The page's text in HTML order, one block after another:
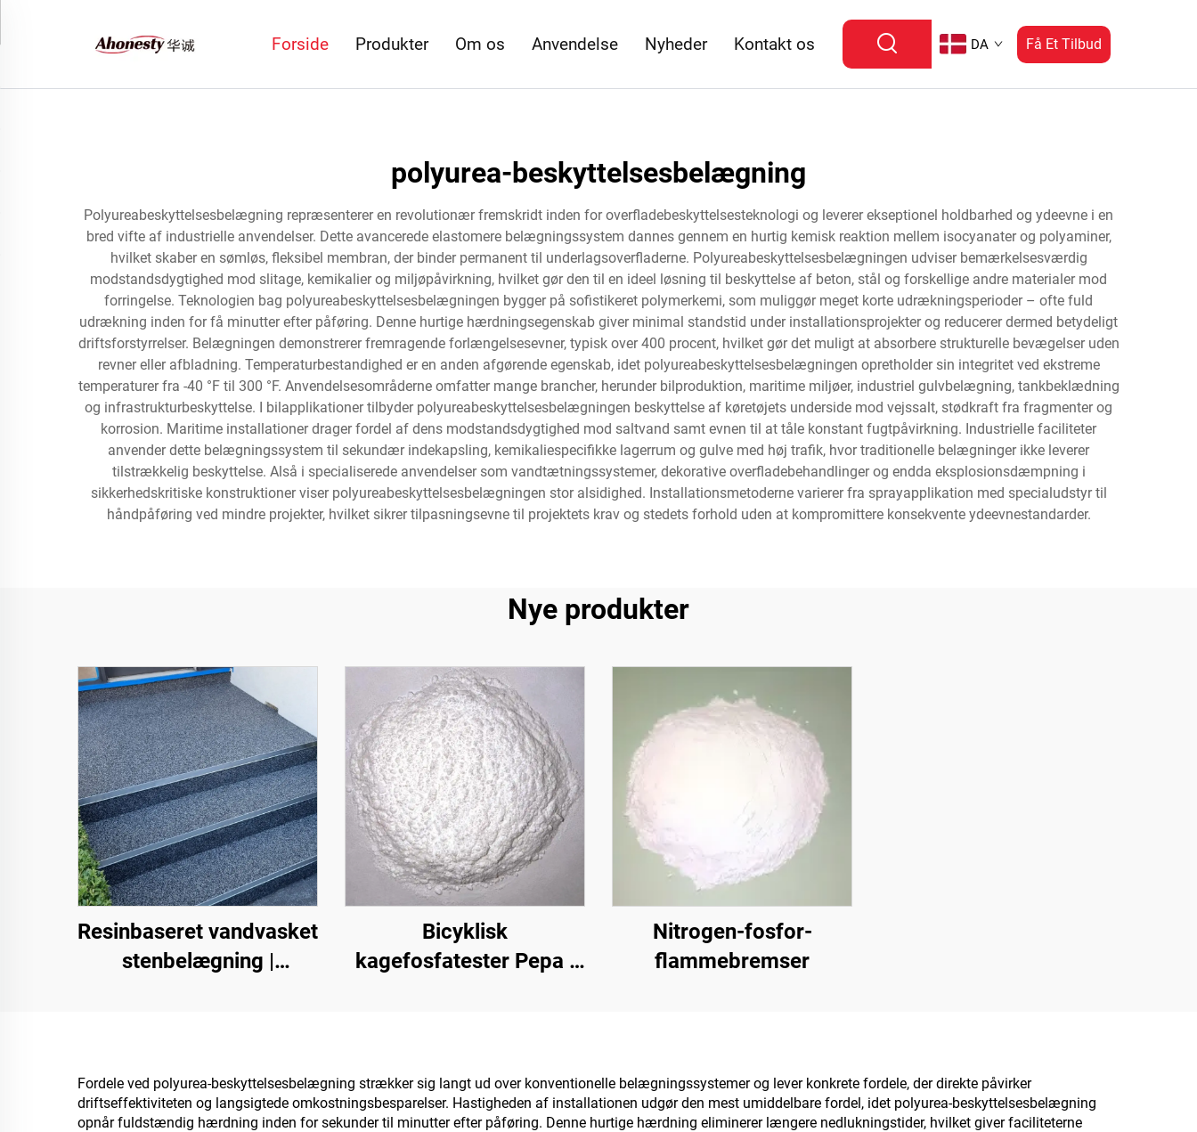
Forside Produkter Om os Anvendelse Nyheder Kontakt os DA Få Et Tilbud
polyurea-beskyttelsesbelægning
Polyureabeskyttelsesbelægning repræsenterer en revolutionær fremskridt inden for overfladebeskyttelsesteknologi og leverer ekseptionel holdbarhed og ydeevne i en
bred vifte af industrielle anvendelser. Dette avancerede elastomere belægningssystem dannes gennem en hurtig kemisk reaktion mellem isocyanater og polyaminer,
hvilket skaber en sømløs, fleksibel membran, der binder permanent til underlagsoverfladerne. Polyureabeskyttelsesbelægningen udviser bemærkelsesværdig
modstandsdygtighed mod slitage, kemikalier og miljøpåvirkning, hvilket gør den til en ideel løsning til beskyttelse af beton, stål og forskellige andre materialer mod
forringelse. Teknologien bag polyureabeskyttelsesbelægningen bygger på sofistikeret polymerkemi, som muliggør meget korte udrækningsperioder – ofte fuld
udrækning inden for få minutter efter påføring. Denne hurtige hærdningsegenskab giver minimal standstid under installationsprojekter og reducerer dermed betydeligt
driftsforstyrrelser. Belægningen demonstrerer fremragende forlængelsesevner, typisk over 400 procent, hvilket gør det muligt at absorbere strukturelle bevægelser uden
revner eller afbladning. Temperaturbestandighed er en anden afgørende egenskab, idet polyureabeskyttelsesbelægningen opretholder sin integritet ved ekstreme
temperaturer fra -40 °F til 300 °F. Anvendelsesområderne omfatter mange brancher, herunder bilproduktion, maritime miljøer, industriel gulvbelægning, tankbeklædning
og infrastrukturbeskyttelse. I bilapplikationer tilbyder polyureabeskyttelsesbelægningen beskyttelse af køretøjets underside mod vejssalt, stødkraft fra fragmenter og
korrosion. Maritime installationer drager fordel af dens modstandsdygtighed mod saltvand samt evnen til at tåle konstant fugtpåvirkning. Industrielle faciliteter
anvender dette belægningssystem til sekundær indekapsling, kemikaliespecifikke lagerrum og gulve med høj trafik, hvor traditionelle belægninger ikke leverer
tilstrækkelig beskyttelse. Alså i specialiserede anvendelser som vandtætningssystemer, dekorative overfladebehandlinger og endda eksplosionsdæmpning i
sikkerhedskritiske konstruktioner viser polyureabeskyttelsesbelægningen stor alsidighed. Installationsmetoderne varierer fra sprayapplikation med specialudstyr til
håndpåføring ved mindre projekter, hvilket sikrer tilpasningsevne til projektets krav og stedets forhold uden at kompromittere konsekvente ydeevnestandarder.
Nye produkter
Resinbaseret vandvasket
stenbelægning |
formål
Bicyklisk
kagefosfatester Pepa |
Nitrogen-fosfor-
flammebremser
Fordele ved polyurea-beskyttelsesbelægning strækker sig langt ud over konventionelle belægningssystemer og lever konkrete fordele, der direkte påvirker
driftseffektiviteten og langsigtede omkostningsbesparelser. Hastigheden af installationen udgør den mest umiddelbare fordel, idet polyurea-beskyttelsesbelægning
opnår fuldstændig hærdning inden for sekunder til minutter efter påføring. Denne hurtige hærdning eliminerer længere nedlukningstider, hvilket giver faciliteterne